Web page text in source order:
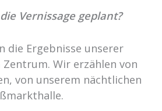
Vernissage geplant?
die Ergebnisse unserer
Wir erzählen von
von unserem nächtlichen